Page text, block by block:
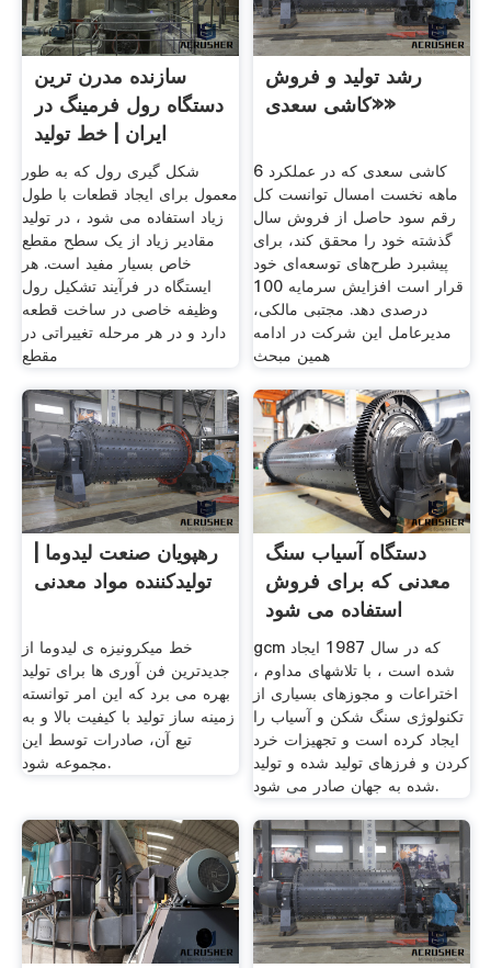
سازنده مدرن ترین
دستگاه رول فرمینگ در
ایران | خط تولید
شکل گیری رول که به طور
معمول برای ایجاد قطعات با طول
زیاد استفاده می شود ، در تولید
مقادیر زیاد از یک سطح مقطع
خاص بسیار مفید است. هر
ایستگاه در فرآیند تشکیل رول
وظیفه خاصی در ساخت قطعه
دارد و در هر مرحله تغییراتی در
مقطع
رشد تولید و فروش
«کاشی سعدی»
کاشی سعدی که در عملکرد 6
ماهه نخست امسال توانست کل
رقم سود حاصل از فروش سال
گذشته خود را محقق کند، برای
پیشبرد طرح‌های توسعه‌ای خود
قرار است افزایش سرمایه 100
درصدی دهد. مجتبی مالکی،
مدیرعامل این شرکت در ادامه
همین مبحث
رهپویان صنعت لیدوما |
تولیدکننده مواد معدنی
خط میکرونیزه ی لیدوما از
جدیدترین فن آوری ها برای تولید
بهره می برد که این امر توانسته
زمینه ساز تولید با کیفیت بالا و به
تبع آن، صادرات توسط این
مجموعه شود.
دستگاه آسیاب سنگ
معدنی که برای فروش
استفاده می شود
gcm که در سال 1987 ایجاد
شده است ، با تلاشهای مداوم ،
اختراعات و مجوزهای بسیاری از
تکنولوژی سنگ شکن و آسیاب را
ایجاد کرده است و تجهیزات خرد
کردن و فرزهای تولید شده و تولید
شده به جهان صادر می شود.